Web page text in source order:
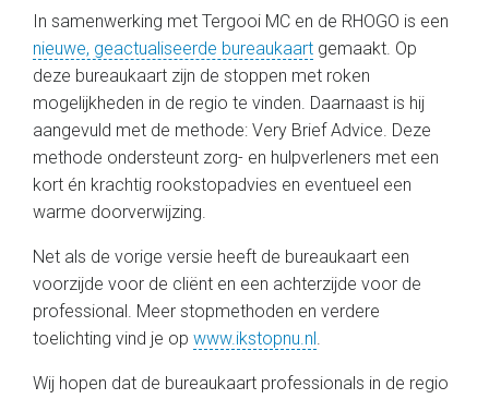
In samenwerking met Tergooi MC en de RHOGO is een
nieuwe, geactualiseerde bureaukaart gemaakt. Op
deze bureaukaart zijn de stoppen met roken
mogelijkheden in de regio te vinden. Daarnaast is hij
aangevuld met de methode: Very Brief Advice. Deze
methode ondersteunt zorg- en hulpverleners met een
kort én krachtig rookstopadvies en eventueel een
warme doorverwijzing.
Net als de vorige versie heeft de bureaukaart een
voorzijde voor de cliënt en een achterzijde voor de
professional. Meer stopmethoden en verdere
toelichting vind je op www.ikstopnu.nl.
Wij hopen dat de bureaukaart professionals in de regio